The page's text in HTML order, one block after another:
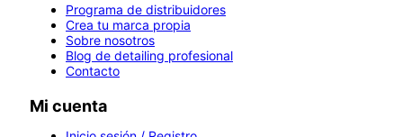
Programa de distribuidores
Crea tu marca propia
Sobre nosotros
Blog de detailing profesional
Contacto
Mi cuenta